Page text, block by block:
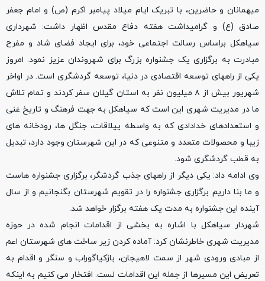
میهمانان و حاضرین، با تبریک ایام میلاد پیامبر اکرم (ص) و امام جعفر
صادق (ع) و گرامیداشت هفته دفاع مقدس اظهار داشت: شهرداری
سیاهکل براساس رسالت اجتماعی خود، برای ایجاد فضای شاد و مفرح
مبادرت به برگزاری یک جشنواره بزرگ برای شهروندان عزیز نمود. امروز
یکی از راههای توسعه اقتصادی در دنیا، توسعه گردشگری است. در اواخر
شهریور بیش از ۸ میلیون نفر به استان گیلان سفر کردند و تمام تلاش
ما در مدیریت شهری این است که سیاهکل به جهت فرهنگ و تاریخ غنی
و استعدادهای خدادادی که به واسطه ییلاقات، جنگل ها، رودخانه های
زیبا و محصولات متعدد و متنوعی که در این شهرستان وجود دارد، تبدیل
به قطب گردشگری شود.
وی ادامه داد: یکی دیگر از راههای جذب گردشگر، برگزاری جشنواره هاست
و ما بنا داریم برگزاری جشنواره را در تقویم شهرستان بگنجانیم و از سال
آینده این جشنواره به مدت یک هفته برگزار خواهد شد.
شهردار سیاهکل با اشاره به بخشی از اقدامات‌ انجام شده در حوزه
مدیریت شهری خاطرنشان کرد: آماده کردن زیر ساخت های شهرستان اعم
از مبادی ورودی شهر از سمت لاهیجان، بازکیاگوراب و سنگر و اقدام به
تعریض این مسیرها از جمله این اقدامات لست. افتخار می کنیم به اینکه